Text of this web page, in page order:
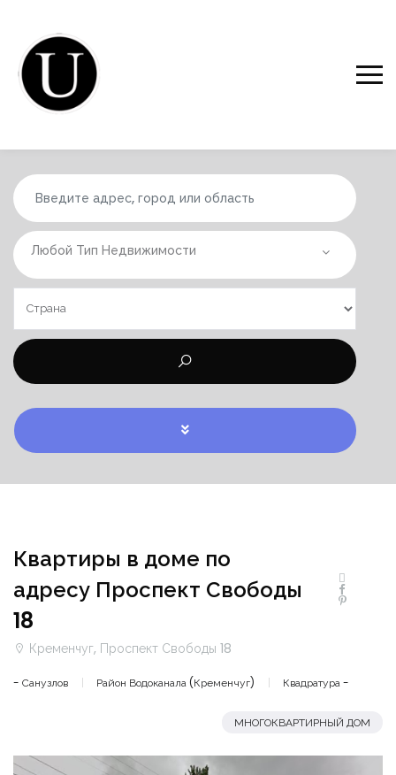
Любой Тип Недвижимости
Квартиры в доме по
адресу Проспект Свободы
18
Кременчуг, Проспект Свободы 18
- Санузлов Район Водоканала (Кременчуг) Квадратура -
МНОГОКВАРТИРНЫЙ ДОМ